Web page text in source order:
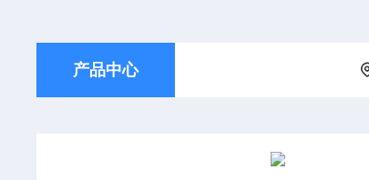
产品中心